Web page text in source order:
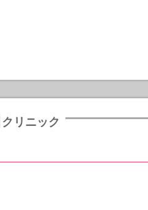
リニック